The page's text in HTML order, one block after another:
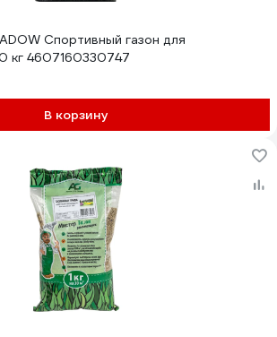
Спортивный газон для
кг 4607160330747
В корзину